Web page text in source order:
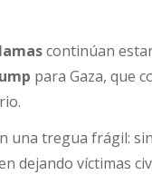
continúan
para Gaza, que
una tregua frágil:
dejando víctimas